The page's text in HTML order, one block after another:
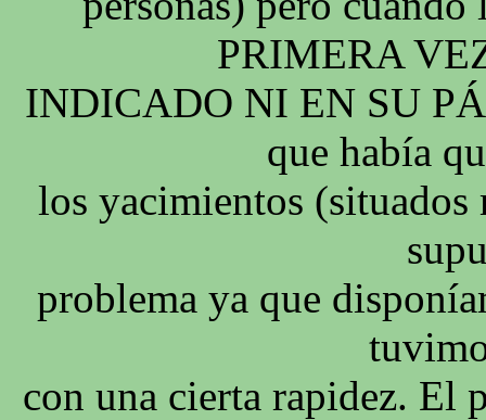
PRIMERA
INDICADO NI EN SU
que había
los yacimientos (situados
problema ya que
con una cierta rapidez. El